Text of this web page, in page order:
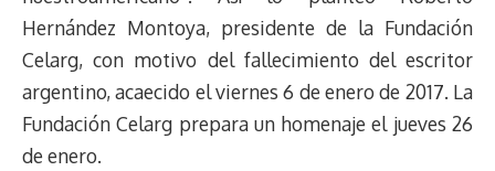
Hernández Montoya, presidente de la Fundación
Celarg, con motivo del fallecimiento del escritor
argentino, acaecido el viernes 6 de enero de 2017. La
Fundación Celarg prepara un homenaje el jueves 26
de enero.